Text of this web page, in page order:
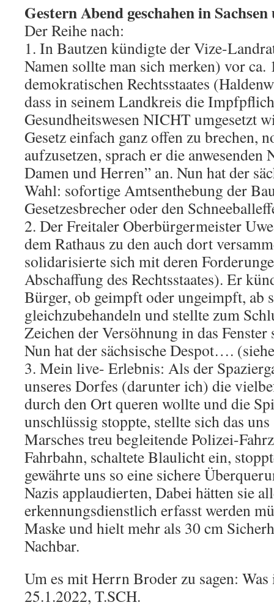
Gestern Abend geschahen in
Der Reihe nach:
1. In Bautzen kündigte der Vize-
Namen sollte man sich merken) vor ca.
demokratischen Rechtsstaates
dass in seinem Landkreis die
Gesundheitswesen NICHT umgesetzt
Gesetz einfach ganz offen zu brechen,
aufzusetzen, sprach er die anwesenden
Damen und Herren” an. Nun hat der
Wahl: sofortige Amtsenthebung der
Gesetzesbrecher oder den
2. Der Freitaler Oberbürgermeister
dem Rathaus zu den auch dort
solidarisierte sich mit deren
Abschaffung des Rechtsstaates). Er
Bürger, ob geimpft oder ungeimpft, ab
gleichzubehandeln und stellte zum
Zeichen der Versöhnung in das
Nun hat der sächsische Despot….
3. Mein live- Erlebnis: Als der
unseres Dorfes (darunter ich) die
durch den Ort queren wollte und die
unschlüssig stoppte, stellte sich das
Marsches treu begleitende Polizei-
Fahrbahn, schaltete Blaulicht ein,
gewährte uns so eine sichere
Nazis applaudierten, Dabei hätten sie
erkennungsdienstlich erfasst werden
Maske und hielt mehr als 30 cm
Nachbar.
Um es mit Herrn Broder zu sagen:
25.1.2022, T.SCH.